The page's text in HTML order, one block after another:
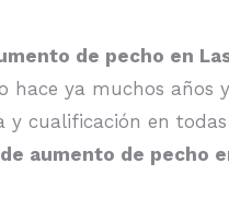
de pecho en
hace ya muchos años
cualificación en
aumento de pecho